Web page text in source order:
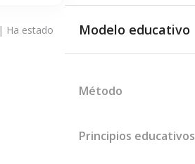
| Ha estado
Modelo educativo
Método
Principios educativos